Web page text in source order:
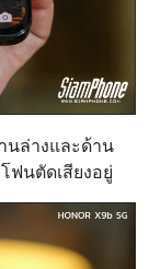
นล่างและด้าน
ฟนตัดเสียงอยู่